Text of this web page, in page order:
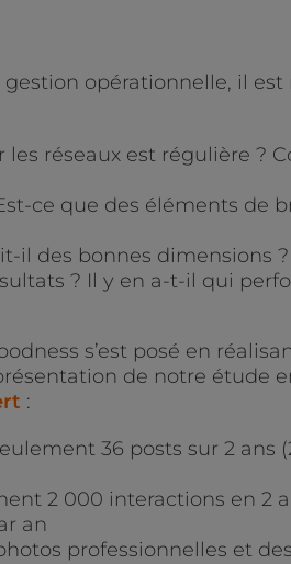
opérationnelle, il est
réseaux est régulière ?
ce que des éléments de
il des bonnes dimensions ?
? Il y en a-t-il qui
s’est posé en
de notre étude
:
36 posts sur 2 ans
2 000 interactions en 2
an
professionnelles et